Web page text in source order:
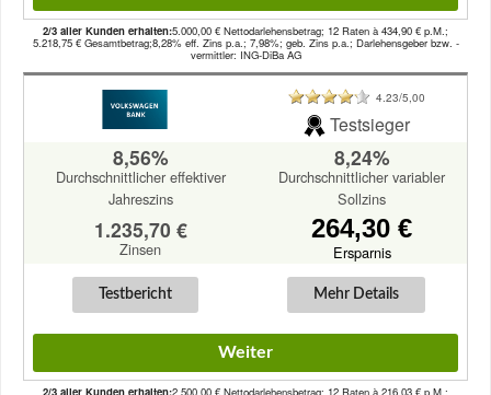
2/3 aller Kunden erhalten:5.000,00 € Nettodarlehensbetrag; 12 Raten à 434,90 € p.M.;
5.218,75 € Gesamtbetrag;8,28% eff. Zins p.a.; 7,98%; geb. Zins p.a.; Darlehensgeber bzw. -
vermittler: ING-DiBa AG
4.23/5,00
Testsieger
8,56%
Durchschnittlicher effektiver
Jahreszins
8,24%
Durchschnittlicher variabler
Sollzins
1.235,70 €
Zinsen
264,30 €
Ersparnis
Testbericht Mehr Details
Weiter